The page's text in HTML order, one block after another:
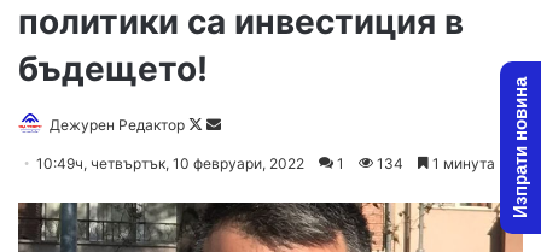
политики са инвестиция в
бъдещето!
Дежурен Редактор
F
l
o
d
10:49ч, четвъртък, 10 февруари, 2022 1 134 1 минута Изпрати новина